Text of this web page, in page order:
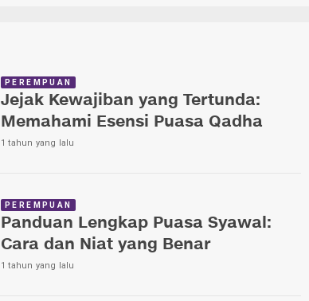
PEREMPUAN
Jejak Kewajiban yang Tertunda:
Memahami Esensi Puasa Qadha
1 tahun yang lalu
PEREMPUAN
Panduan Lengkap Puasa Syawal:
Cara dan Niat yang Benar
1 tahun yang lalu